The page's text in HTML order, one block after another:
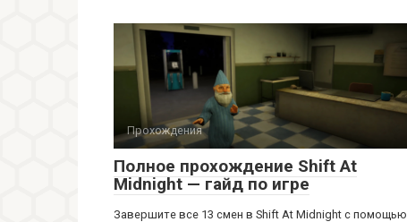
Прохождения
Полное прохождение Shift At
Midnight — гайд по игре
Завершите все 13 смен в Shift At Midnight с помощью